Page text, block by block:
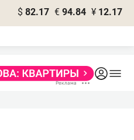
$ 82.17 € 94.84 ¥ 12.17